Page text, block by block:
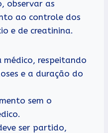
observar as
ao controle dos
e de creatinina.
médico, respeitando
e a duração do
sem o
ser partido,